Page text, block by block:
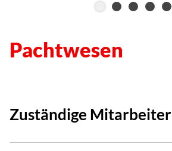
Pachtwesen
Zuständige Mitarbeiter